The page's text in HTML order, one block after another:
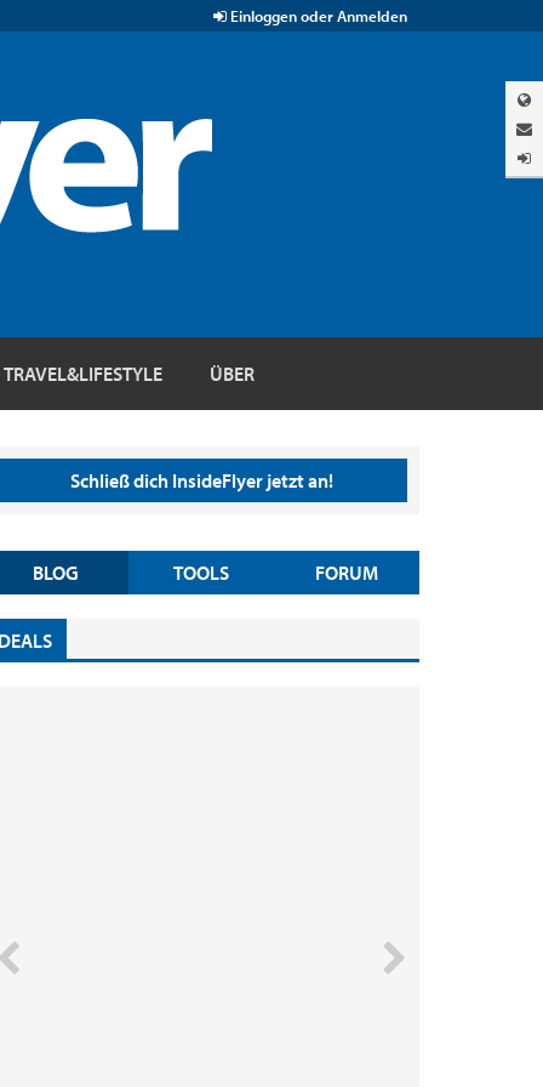
Einloggen oder Anmelden
TRAVEL&LIFESTYLE ÜBER
Schließ dich InsideFlyer jetzt an!
BLOG TOOLS FORUM
DEALS